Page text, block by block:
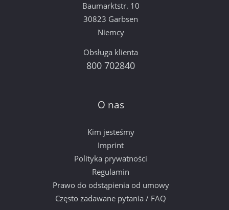
Baumarktstr. 10
30823 Garbsen
Niemcy
Obsługa klienta
800 702840
O nas
Kim jesteśmy
Imprint
Polityka prywatności
Regulamin
Prawo do odstąpienia od umowy
Często zadawane pytania / FAQ